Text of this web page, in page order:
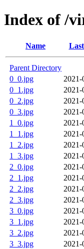
Index of /
Name
Parent Directory
0_0.jpg
2021-
0_1.jpg
2021-
0_2.jpg
2021-
0_3.jpg
2021-
1_0.jpg
2021-
1_1.jpg
2021-
1_2.jpg
2021-
1_3.jpg
2021-
2_0.jpg
2021-
2_1.jpg
2021-
2_2.jpg
2021-
2_3.jpg
2021-
3_0.jpg
2021-
3_1.jpg
2021-
3_2.jpg
2021-
3_3.jpg
2021-